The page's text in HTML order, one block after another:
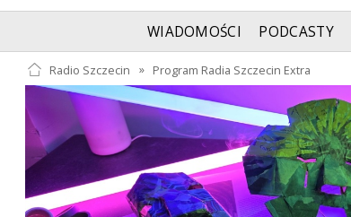
WIADOMOŚCI PODCASTY
Radio Szczecin » Program Radia Szczecin Extra